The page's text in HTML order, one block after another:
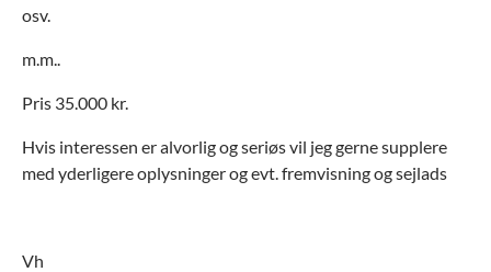
osv.
m.m..
Pris 35.000 kr.
Hvis interessen er alvorlig og seriøs vil jeg gerne supplere
med yderligere oplysninger og evt. fremvisning og sejlads
Vh